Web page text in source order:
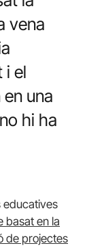
vena
i el
una
hi ha
educatives
basat en la
de projectes